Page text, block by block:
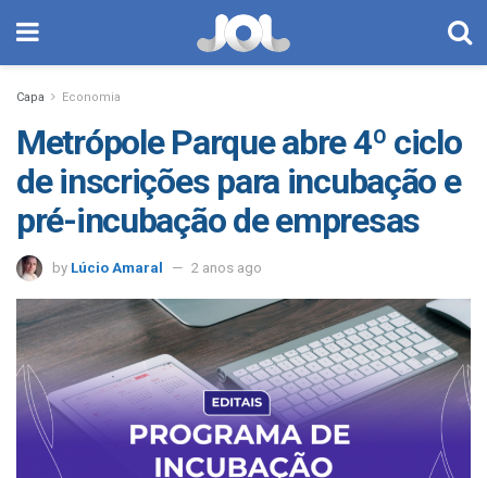
Capa Economia
Metrópole Parque abre 4º ciclo
de inscrições para incubação e
pré-incubação de empresas
by Lúcio Amaral 2 anos ago